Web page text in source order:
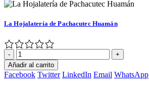
La Hojalatería de Pachacutec Huamán
-
+
Añadir al carrito
Facebook Twitter LinkedIn Email WhatsApp